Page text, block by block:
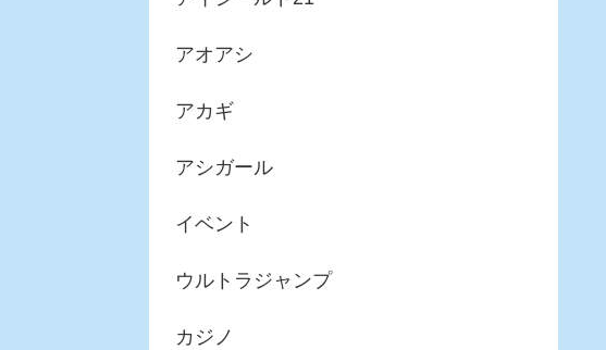
アオアシ
アカギ
アシガール
イベント
ウルトラジャンプ
カジノ